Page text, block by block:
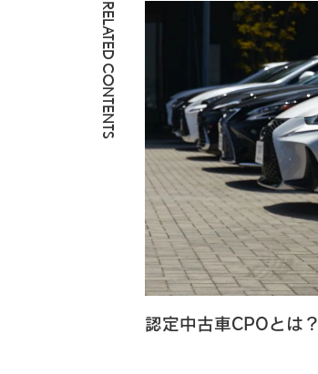
RELATED CONTENTS
認定中古車CPOとは？